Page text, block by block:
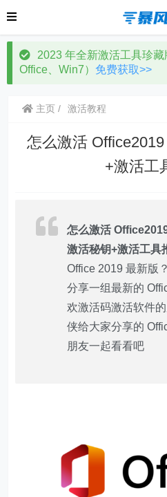
2023 年全新激活工具珍藏
Office、Win7） 免费获取>>
主页 激活教程
怎么激活
+激活工
怎么激活
激活秘钥+激活工具
Office 2019 最新版
分享一组最新的
欢激活码激活软件
侠给大家分享的
朋友一起看看吧